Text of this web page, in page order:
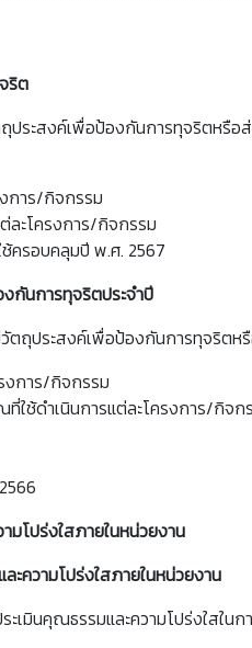
ริต
ระสงค์เพื่อป้องกันการทุจริตหรือ
าร/กิจกรรม
ะโครงการ/กิจกรรม
ช้ครอบคลุมปี พ.ศ. 2567
กันการทุจริตประจำปี
ตถุประสงค์เพื่อป้องกันการทุจริตห
การ/กิจกรรม
ดำเนินการแต่ละโครงการ/กิจก
มโปร่งใสภายในหน่วยงาน
ความโปร่งใสภายในหน่วยงาน
ะเมินคุณธรรมและความโปร่งใสใ